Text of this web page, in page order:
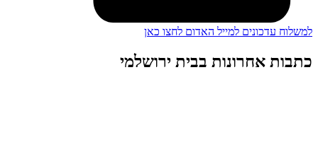
למשלוח עדכונים למייל האדום לחצו כאן
כתבות אחרונות בבית ירושלמי